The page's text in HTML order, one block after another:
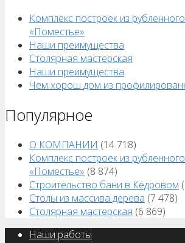
Комплекс построек из
«Поместье»
Наши преимущества
Столярная мастерская
Наши преимущества
Чем хорош дом из
Популярное
О КОМПАНИИ (14 718)
Комплекс построек из
«Поместье» (8 874)
Строительство бани в Кедровом
Столы из массива дерева (7 478)
Столярная мастерская (6 869)
Наши работы